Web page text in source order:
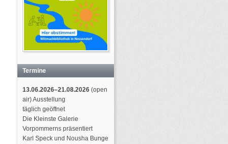
Termine
13.06.2026–21.08.2026 (open
air) Ausstellung
täglich geöffnet
Die Kleinste Galerie
Vorpommerns präsentiert
Karl Speck und Nousha Bunge